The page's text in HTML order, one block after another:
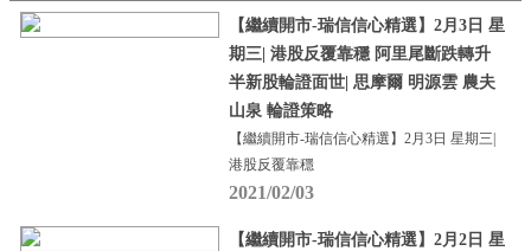
【繼續開市-瑞信信心精選】2月3日 星
期三| 港股反覆靠穩 阿里尾斷跌轉升
半新股輪證面世| 思摩爾 明源雲 農夫
山泉 輪證策略
【繼續開市-瑞信信心精選】2月3日 星期三|
港股反覆靠穩
2021/02/03
【繼續開市-瑞信信心精選】2月2日 星